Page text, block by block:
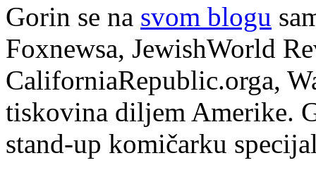
Gorin se na svom blogu
Foxnewsa, JewishWorld
CaliforniaRepublic.orga,
tiskovina diljem Amerike.
stand-up komičarku